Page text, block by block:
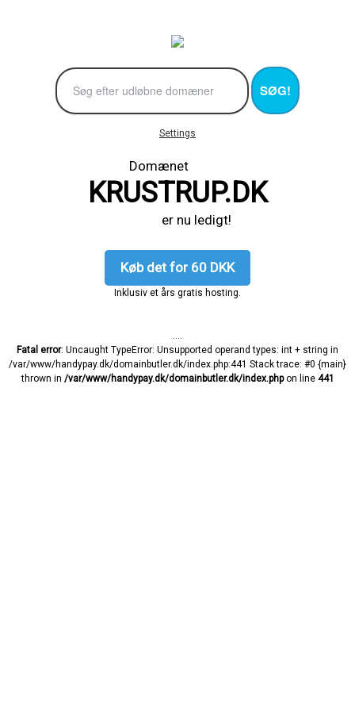
SØG!
Settings
Domænet
KRUSTRUP.DK
er nu ledigt!
Køb det for 60 DKK
Inklusiv et års gratis hosting.
Fatal error: Uncaught TypeError: Unsupported operand types: int + string in
/var/www/handypay.dk/domainbutler.dk/index.php:441 Stack trace: #0 {main}
thrown in /var/www/handypay.dk/domainbutler.dk/index.phpon line 441